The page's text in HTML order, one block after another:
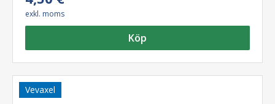
exkl. moms
Köp
Vevaxel